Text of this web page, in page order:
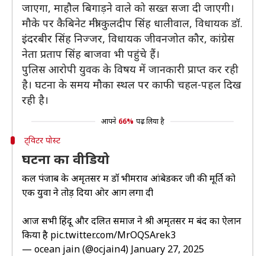
जाएगा, माहौल बिगाड़ने वाले को सख्त सजा दी जाएगी।
मौके पर कैबिनेट मंत्री कुलदीप सिंह धालीवाल, विधायक डॉ.
इंदरबीर सिंह निज्जर, विधायक जीवनजोत कौर, कांग्रेस
नेता प्रताप सिंह बाजवा भी पहुंचे हैं।
पुलिस आरोपी युवक के विषय में जानकारी प्राप्त कर रही
है। घटना के समय मौका स्थल पर काफी चहल-पहल दिख
रही है।
आपने 66% पढ़ लिया है
ट्विटर पोस्ट
घटना का वीडियो
कल पंजाब के अमृतसर में डॉ भीमराव आंबेडकर जी की मूर्ति को
एक युवा ने तोड़ दिया ओर आग लगा दी
आज सभी हिंदू और दलित समाज ने श्री अमृतसर में बंद का ऐलान
किया है pic.twitter.com/MrOQSArek3
— ocean jain (@ocjain4) January 27, 2025